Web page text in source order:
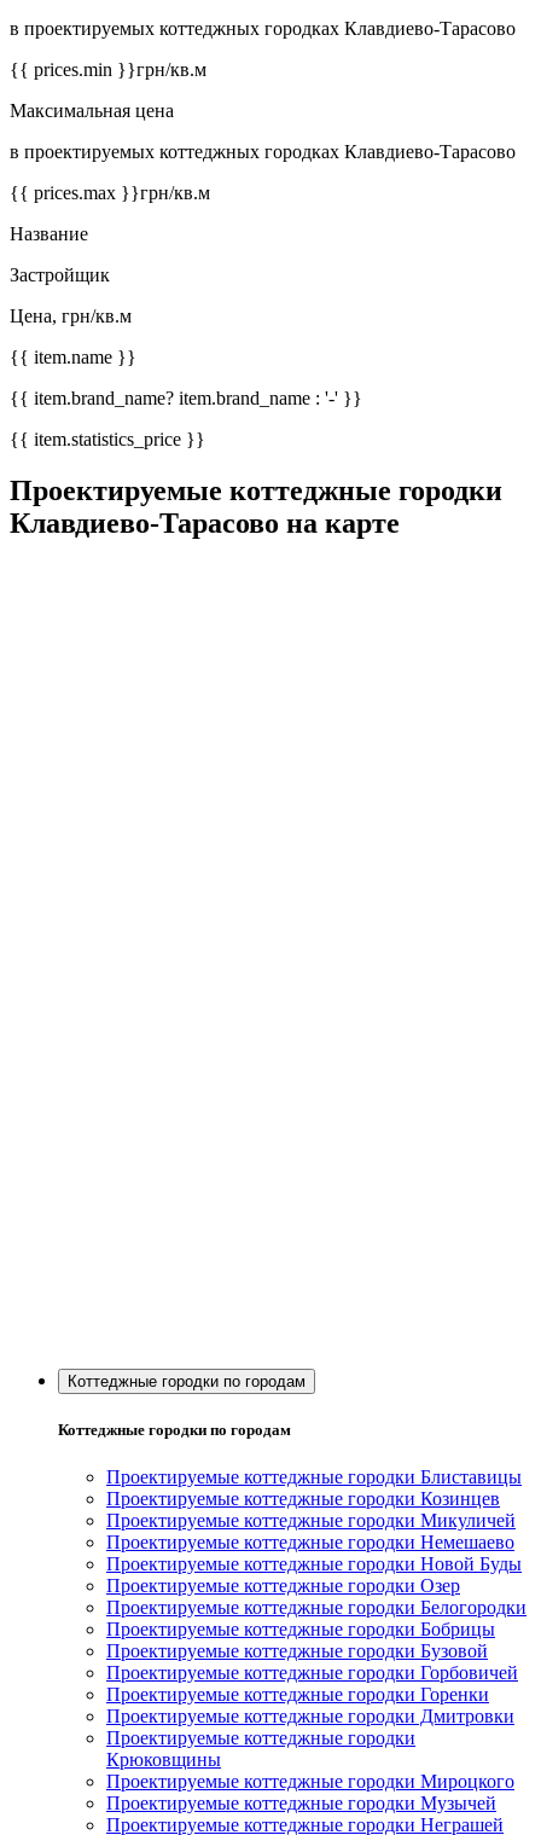
в проектируемых коттеджных городках Клавдиево-Тарасово
{{ prices.min }}грн/кв.м
Максимальная цена
в проектируемых коттеджных городках Клавдиево-Тарасово
{{ prices.max }}грн/кв.м
Название
Застройщик
Цена, грн/кв.м
{{ item.name }}
{{ item.brand_name? item.brand_name : '-' }}
{{ item.statistics_price }}
Проектируемые коттеджные городки
Клавдиево-Тарасово на карте
Коттеджные городки по городам
Коттеджные городки по городам
Проектируемые коттеджные городки Блиставицы
Проектируемые коттеджные городки Козинцев
Проектируемые коттеджные городки Микуличей
Проектируемые коттеджные городки Немешаево
Проектируемые коттеджные городки Новой Буды
Проектируемые коттеджные городки Озер
Проектируемые коттеджные городки Белогородки
Проектируемые коттеджные городки Бобрицы
Проектируемые коттеджные городки Бузовой
Проектируемые коттеджные городки Горбовичей
Проектируемые коттеджные городки Горенки
Проектируемые коттеджные городки Дмитровки
Проектируемые коттеджные городки
Крюковщины
Проектируемые коттеджные городки Мироцкого
Проектируемые коттеджные городки Музычей
Проектируемые коттеджные городки Неграшей